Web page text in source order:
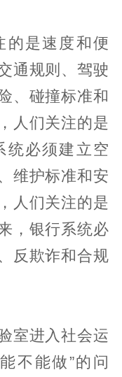
的是速度和便
通规则、驾驶
、碰撞标准和
人们关注的是
统必须建立空
维护标准和安
人们关注的是
，银行系统必
反欺诈和合规
室进入社会运
不能做”的问